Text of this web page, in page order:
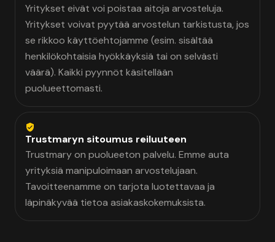
Yritykset eivät voi poistaa aitoja arvosteluja.
Yritykset voivat pyytää arvostelun tarkistusta, jos
se rikkoo käyttöehtojamme (esim. sisältää
henkilökohtaisia hyökkäyksiä tai on selvästi
väärä). Kaikki pyynnöt käsitellään
puolueettomasti.
Trustmaryn sitoumus reiluuteen
Trustmary on puolueeton palvelu. Emme auta
yrityksiä manipuloimaan arvostelujaan.
Tavoitteenamme on tarjota luotettavaa ja
läpinäkyvää tietoa asiakaskokemuksista.